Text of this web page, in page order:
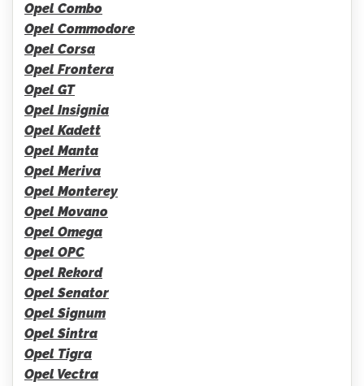
Opel Combo
Opel Commodore
Opel Corsa
Opel Frontera
Opel GT
Opel Insignia
Opel Kadett
Opel Manta
Opel Meriva
Opel Monterey
Opel Movano
Opel Omega
Opel OPC
Opel Rekord
Opel Senator
Opel Signum
Opel Sintra
Opel Tigra
Opel Vectra